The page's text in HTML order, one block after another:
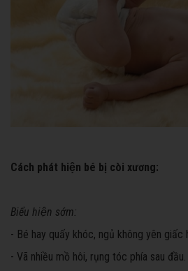
Cách phát hiện bé bị còi xương:
Biểu hiện sớm:
- Bé hay quấy khóc, ngủ không yên giấc
- Vã nhiều mồ hôi, rụng tóc phía sau đầu.